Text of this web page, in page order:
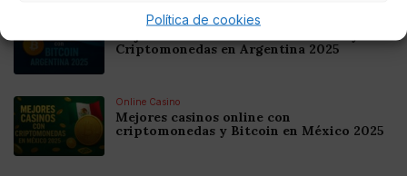
Política de cookies
Online Casino
Criptomonedas en Argentina 2025
Online Casino
Mejores casinos online con
criptomonedas y Bitcoin en México 2025